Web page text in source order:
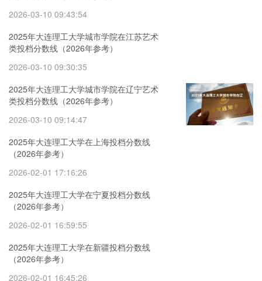
2026-03-10 09:43:54
2025年大连理工大学城市学院在江苏艺术
类投档分数线（2026年参考）
2026-03-10 09:30:35
2025年大连理工大学城市学院在辽宁艺术
类投档分数线（2026年参考）
2026-03-10 09:14:47
2025年大连理工大学在上海投档分数线
（2026年参考）
2026-02-01 17:16:26
2025年大连理工大学在宁夏投档分数线
（2026年参考）
2026-02-01 16:59:55
2025年大连理工大学在新疆投档分数线
（2026年参考）
2026-02-01 16:45:26